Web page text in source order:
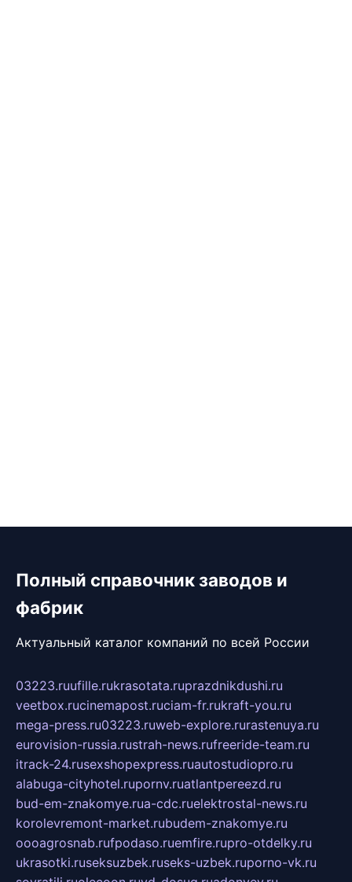
Полный справочник заводов и
фабрик
Актуальный каталог компаний по всей России
03223.ruufille.rukrasotata.ruprazdnikdushi.ru
veetbox.rucinemapost.ruciam-fr.rukraft-you.ru
mega-press.ru03223.ruweb-explore.rurastenuya.ru
eurovision-russia.rustrah-news.rufreeride-team.ru
itrack-24.rusexshopexpress.ruautostudiopro.ru
alabuga-cityhotel.rupornv.ruatlantpereezd.ru
bud-em-znakomye.rua-cdc.ruelektrostal-news.ru
korolevremont-market.rubudem-znakomye.ru
oooagrosnab.rufpodaso.ruemfire.rupro-otdelky.ru
ukrasotki.ruseksuzbek.ruseks-uzbek.ruporno-vk.ru